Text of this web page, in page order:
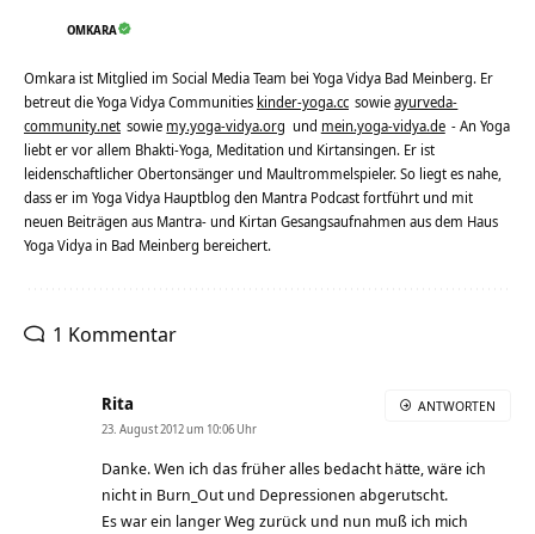
OMKARA
Omkara ist Mitglied im Social Media Team bei Yoga Vidya Bad Meinberg. Er
betreut die Yoga Vidya Communities kinder-yoga.cc sowieayurveda-
community.net sowie my.yoga-vidya.org und mein.yoga-vidya.de - An Yoga
liebt er vor allem Bhakti-Yoga, Meditation und Kirtansingen. Er ist
leidenschaftlicher Obertonsänger und Maultrommelspieler. So liegt es nahe,
dass er im Yoga Vidya Hauptblog den Mantra Podcast fortführt und mit
neuen Beiträgen aus Mantra- und Kirtan Gesangsaufnahmen aus dem Haus
Yoga Vidya in Bad Meinberg bereichert.
1 Kommentar
Rita
23. August 2012 um 10:06 Uhr
Danke. Wen ich das früher alles bedacht hätte, wäre ich
nicht in Burn_Out und Depressionen abgerutscht.
Es war ein langer Weg zurück und nun muß ich mich
ANTWORTEN